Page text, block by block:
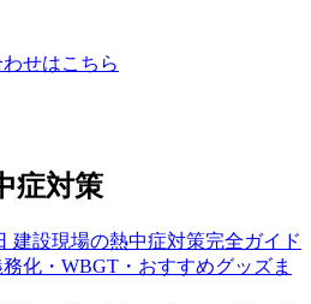
せはこちら
症対策
建設現場の熱中症対策完全ガイド
務化・WBGT・おすすめグッズま